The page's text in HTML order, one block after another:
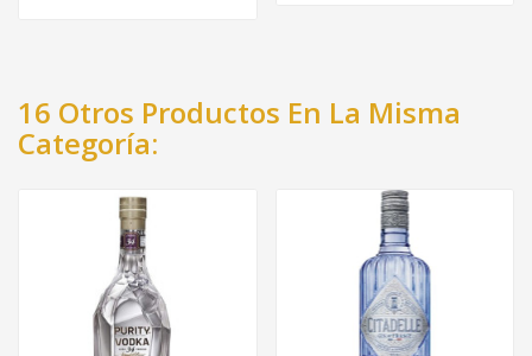
16 Otros Productos En La Misma
Categoría: